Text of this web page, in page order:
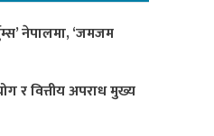
नेपालमा, ‘जमजम
र वित्तीय अपराध मुख्य